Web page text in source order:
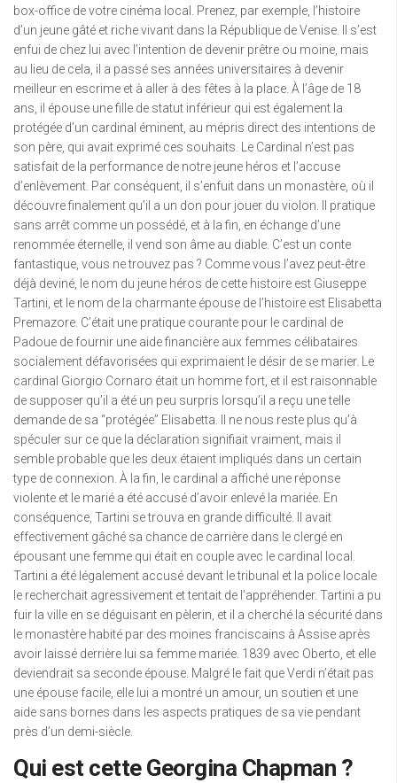
box-office de votre cinéma local. Prenez, par exemple, l’histoire
d’un jeune gâté et riche vivant dans la République de Venise. Il s’est
enfui de chez lui avec l’intention de devenir prêtre ou moine, mais
au lieu de cela, il a passé ses années universitaires à devenir
meilleur en escrime et à aller à des fêtes à la place. À l’âge de 18
ans, il épouse une fille de statut inférieur qui est également la
protégée d’un cardinal éminent, au mépris direct des intentions de
son père, qui avait exprimé ces souhaits. Le Cardinal n’est pas
satisfait de la performance de notre jeune héros et l’accuse
d’enlèvement. Par conséquent, il s’enfuit dans un monastère, où il
découvre finalement qu’il a un don pour jouer du violon. Il pratique
sans arrêt comme un possédé, et à la fin, en échange d’une
renommée éternelle, il vend son âme au diable. C’est un conte
fantastique, vous ne trouvez pas ? Comme vous l’avez peut-être
déjà deviné, le nom du jeune héros de cette histoire est Giuseppe
Tartini, et le nom de la charmante épouse de l’histoire est Elisabetta
Premazore. C’était une pratique courante pour le cardinal de
Padoue de fournir une aide financière aux femmes célibataires
socialement défavorisées qui exprimaient le désir de se marier. Le
cardinal Giorgio Cornaro était un homme fort, et il est raisonnable
de supposer qu’il a été un peu surpris lorsqu’il a reçu une telle
demande de sa “protégée” Elisabetta. Il ne nous reste plus qu’à
spéculer sur ce que la déclaration signifiait vraiment, mais il
semble probable que les deux étaient impliqués dans un certain
type de connexion. À la fin, le cardinal a affiché une réponse
violente et le marié a été accusé d’avoir enlevé la mariée. En
conséquence, Tartini se trouva en grande difficulté. Il avait
effectivement gâché sa chance de carrière dans le clergé en
épousant une femme qui était en couple avec le cardinal local.
Tartini a été légalement accusé devant le tribunal et la police locale
le recherchait agressivement et tentait de l’appréhender. Tartini a pu
fuir la ville en se déguisant en pèlerin, et il a cherché la sécurité dans
le monastère habité par des moines franciscains à Assise après
avoir laissé derrière lui sa femme mariée. 1839 avec Oberto, et elle
deviendrait sa seconde épouse. Malgré le fait que Verdi n’était pas
une épouse facile, elle lui a montré un amour, un soutien et une
aide sans bornes dans les aspects pratiques de sa vie pendant
près d’un demi-siècle.
Qui est cette Georgina Chapman ?